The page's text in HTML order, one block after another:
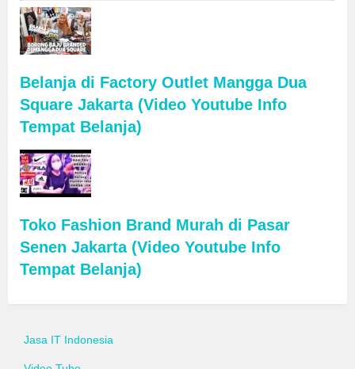
Belanja di Factory Outlet Mangga Dua
Square Jakarta (Video Youtube Info
Tempat Belanja)
Toko Fashion Brand Murah di Pasar
Senen Jakarta (Video Youtube Info
Tempat Belanja)
Jasa IT Indonesia